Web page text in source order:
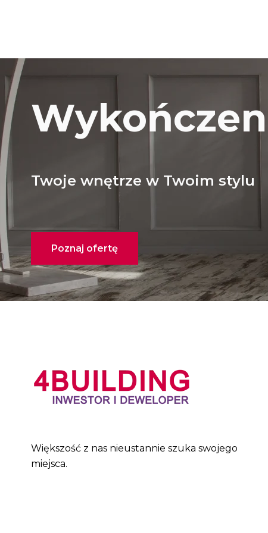
Twoje wnętrze w Twoim stylu
Poznaj ofertę
Większość z nas nieustannie szuka swojego
miejsca.